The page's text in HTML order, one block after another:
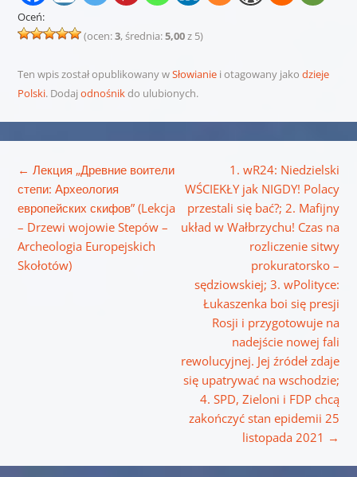
Oceń:
(ocen:3, średnia:5,00z 5)
Ten wpis został opublikowany wSłowianiei otagowany jako dzieje
Polski. Dodaj odnośnikdo ulubionych.
← Лекция „Древние воители
степи: Археология
европейских скифов” (Lekcja
– Drzewi wojowie Stepów –
Archeologia Europejskich
Skołotów)
1. wR24: Niedzielski
WŚCIEKŁY jak NIGDY! Polacy
przestali się bać?; 2. Mafijny
układ w Wałbrzychu! Czas na
rozliczenie sitwy
prokuratorsko –
sędziowskiej; 3. wPolityce:
Łukaszenka boi się presji
Rosji i przygotowuje na
nadejście nowej fali
rewolucyjnej. Jej źródeł zdaje
się upatrywać na wschodzie;
4. SPD, Zieloni i FDP chcą
zakończyć stan epidemii 25
listopada 2021 →